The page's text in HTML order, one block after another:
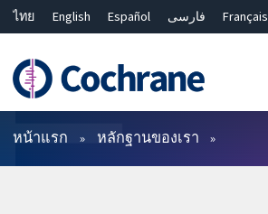
ไทย English Español فارسی
Français
Bahasa Malaysia
繁體中文 简体中文
ตัวกรอง
หน้าแรก หลักฐานของเรา